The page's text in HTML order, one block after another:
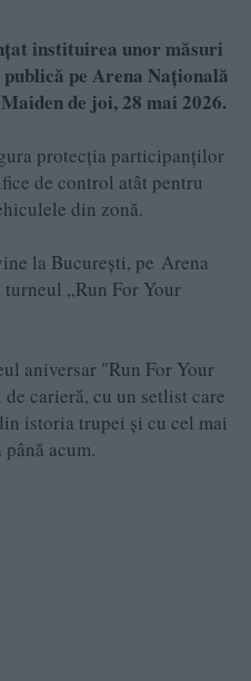
instituirea unor măsuri
pe Arena Națională
de joi, 28 mai 2026.
protecția participanților
de control atât pentru
din zonă.
la Bucureşti, pe Arena
„Run For Your
aniversar "Run For Your
carieră, cu un setlist care
istoria trupei şi cu cel mai
acum.